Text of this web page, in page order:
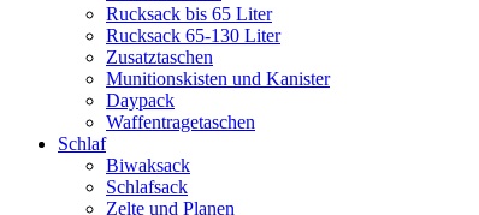
Rucksack bis 65 Liter
Rucksack 65-130 Liter
Zusatztaschen
Munitionskisten und Kanister
Daypack
Waffentragetaschen
Schlaf
Biwaksack
Schlafsack
Zelte und Planen